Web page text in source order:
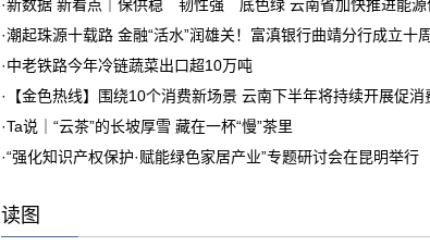
·新数据 新看点｜保供稳 韧性强 底色绿 云南省加快推进能源
·潮起珠源十载路 金融“活水”润雄关！富滇银行曲靖分行成立十
·中老铁路今年冷链蔬菜出口超10万吨
·
【金色热线】围绕10个消费新场景 云南下半年将持续开展促消
·Ta说｜“云茶”的长坡厚雪 藏在一杯“慢”茶里
·“强化知识产权保护·赋能绿色家居产业”专题研讨会在昆明举行
读图